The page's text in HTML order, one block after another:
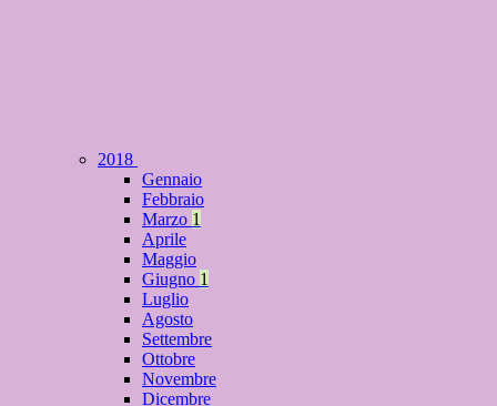
2018
Gennaio
Febbraio
Marzo 1
Aprile
Maggio
Giugno 1
Luglio
Agosto
Settembre
Ottobre
Novembre
Dicembre